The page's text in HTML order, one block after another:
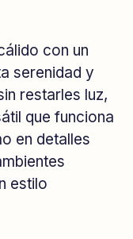
con un
serenidad y
restarles luz,
que funciona
en detalles
estilo